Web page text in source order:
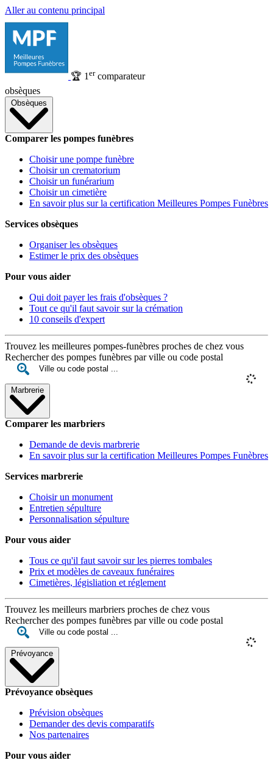
Aller au contenu principal
🏆 1 ercomparateur
obsèques
Obsèques
Comparer les pompes funèbres
Choisir une pompe funèbre
Choisir un crematorium
Choisir un funérarium
Choisir un cimetière
En savoir plus sur la certification Meilleures Pompes Funèbres
Services obsèques
Organiser les obsèques
Estimer le prix des obsèques
Pour vous aider
Qui doit payer les frais d'obsèques ?
Tout ce qu'il faut savoir sur la crémation
10 conseils d'expert
Trouvez les meilleures pompes-funèbres proches de chez vous
Rechercher des pompes funèbres par ville ou code postal
Marbrerie
Comparer les marbriers
Demande de devis marbrerie
En savoir plus sur la certification Meilleures Pompes Funèbres
Services marbrerie
Choisir un monument
Entretien sépulture
Personnalisation sépulture
Pour vous aider
Tous ce qu'il faut savoir sur les pierres tombales
Prix et modèles de caveaux funéraires
Cimetières, législiation et réglement
Trouvez les meilleurs marbriers proches de chez vous
Rechercher des pompes funèbres par ville ou code postal
Prévoyance
Prévoyance obsèques
Prévision obsèques
Demander des devis comparatifs
Nos partenaires
Pour vous aider